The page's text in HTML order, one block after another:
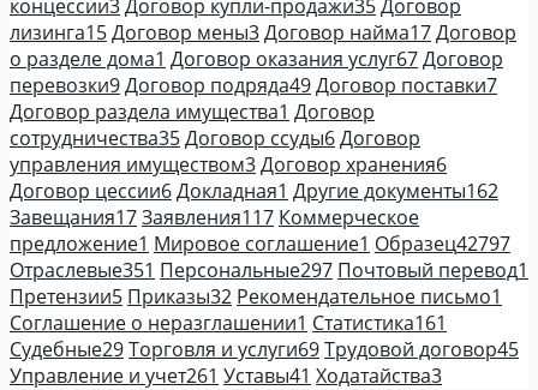
концессии3Договор купли-продажи35Договор
лизинга15Договор мены3Договор найма17Договор
о разделе дома1 Договор оказания услуг67Договор
перевозки9Договор подряда49Договор поставки7
Договор раздела имущества1 Договор
сотрудничества35Договор ссуды6Договор
управления имуществом3Договор хранения6
Договор цессии6Докладная1 Другие документы162
Завещания17Заявления117 Коммерческое
предложение1 Мировое соглашение1 Образец42797
Отраслевые351 Персональные297 Почтовый перевод1
Претензии5 Приказы32 Рекомендательное письмо1
Соглашение о неразглашении1 Статистика161
Судебные29Торговля и услуги69Трудовой договор45
Управление и учет261 Уставы41 Ходатайства3